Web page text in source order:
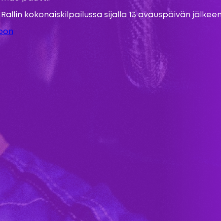
kokonaiskilpailussa sijalla 13 avauspäivän